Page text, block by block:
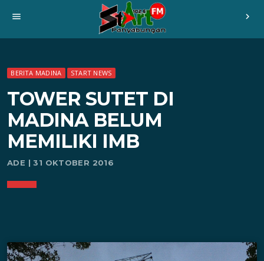
menu chevron_right
BERITA MADINA START NEWS
TOWER SUTET DI
MADINA BELUM
MEMILIKI IMB
ADE | 31 OKTOBER 2016